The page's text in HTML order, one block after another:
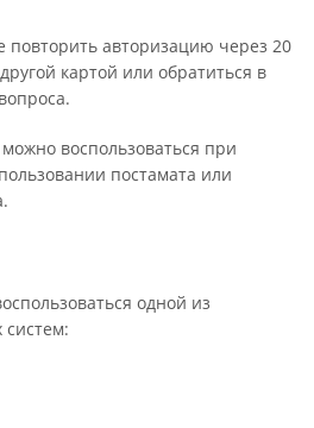
повторить авторизацию через 20
картой или обратиться в
воспользоваться при
постамата или
одной из